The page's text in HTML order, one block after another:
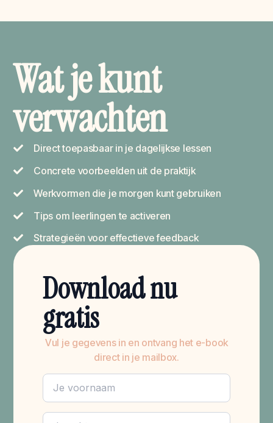
Wat je kunt
verwachten
Direct toepasbaar in je dagelijkse lessen
Concrete voorbeelden uit de praktijk
Werkvormen die je morgen kunt gebruiken
Tips om leerlingen te activeren
Strategieën voor effectieve feedback
Download nu
gratis
Vul je gegevens in en ontvang het e-book
direct in je mailbox.